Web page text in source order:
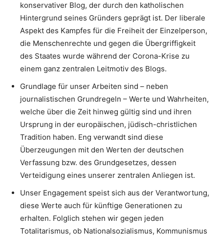
konservativer Blog, der durch den katholischen
Hintergrund seines Gründers geprägt ist. Der liberale
Aspekt des Kampfes für die Freiheit der Einzelperson,
die Menschenrechte und gegen die Übergriffigkeit
des Staates wurde während der Corona-Krise zu
einem ganz zentralen Leitmotiv des Blogs.
Grundlage für unser Arbeiten sind – neben
journalistischen Grundregeln – Werte und Wahrheiten,
welche über die Zeit hinweg gültig sind und ihren
Ursprung in der europäischen, jüdisch-christlichen
Tradition haben. Eng verwandt sind diese
Überzeugungen mit den Werten der deutschen
Verfassung bzw. des Grundgesetzes, dessen
Verteidigung eines unserer zentralen Anliegen ist.
Unser Engagement speist sich aus der Verantwortung,
diese Werte auch für künftige Generationen zu
erhalten. Folglich stehen wir gegen jeden
Totalitarismus, ob Nationalsozialismus, Kommunismus